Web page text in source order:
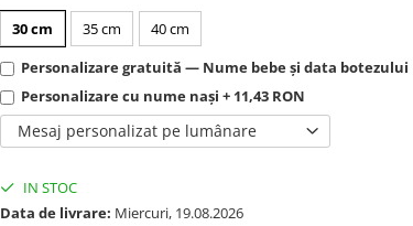
30 cm 35 cm
40 cm
Personalizare gratuită — Nume bebe și data botezului
Personalizare cu nume nași + 11,43 RON
Mesaj personalizat pe lumânare
IN STOC
Data de livrare: Miercuri, 19.08.2026